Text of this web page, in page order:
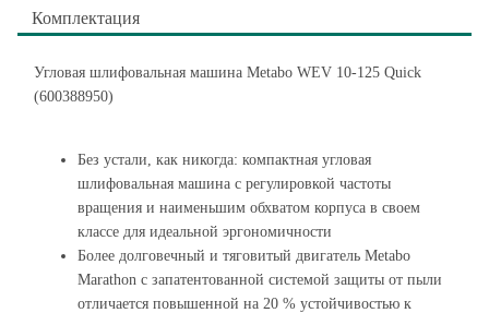
Комплектация
Угловая шлифовальная машина Metabo WEV 10-125 Quick
(600388950)
Без устали, как никогда: компактная угловая
шлифовальная машина с регулировкой частоты
вращения и наименьшим обхватом корпуса в своем
классе для идеальной эргономичности
Более долговечный и тяговитый двигатель Metabo
Marathon с запатентованной системой защиты от пыли
отличается повышенной на 20 % устойчивостью к